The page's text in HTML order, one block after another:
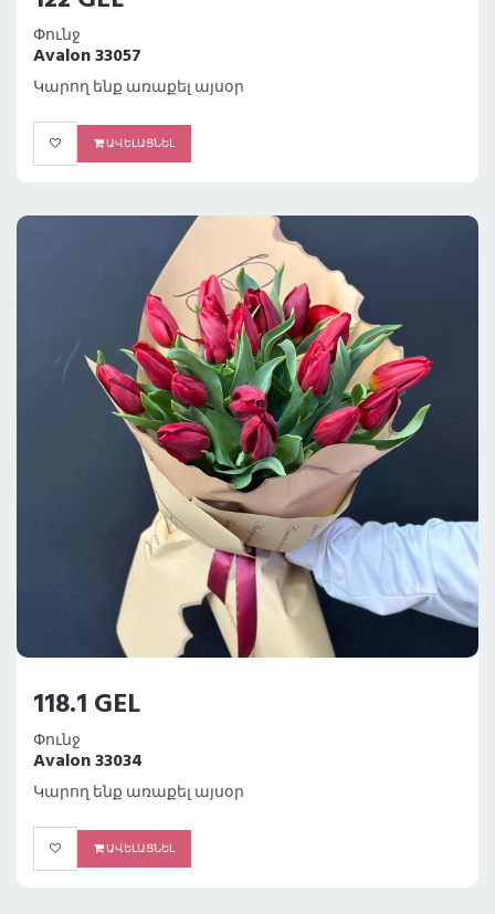
Փունջ
Avalon 33057
Կարող ենք առաքել այսօր
ԱՎԵԼԱՑՆԵԼ
118.1 GEL
Փունջ
Avalon 33034
Կարող ենք առաքել այսօր
ԱՎԵԼԱՑՆԵԼ